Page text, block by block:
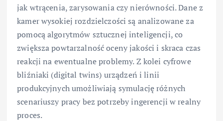
jak wtrącenia, zarysowania czy nierówności. Dane z
kamer wysokiej rozdzielczości są analizowane za
pomocą algorytmów sztucznej inteligencji, co
zwiększa powtarzalność oceny jakości i skraca czas
reakcji na ewentualne problemy. Z kolei cyfrowe
bliźniaki (digital twins) urządzeń i linii
produkcyjnych umożliwiają symulację różnych
scenariuszy pracy bez potrzeby ingerencji w realny
proces.